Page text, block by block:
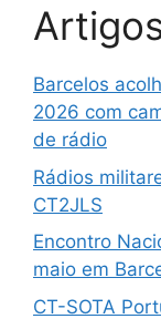
Barcelos
2026 com
de rádio
Rádios
CT2JLS
Encontro
maio em
CT-SOTA